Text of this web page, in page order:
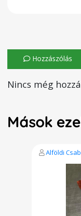
Hozzászólás
Nincs még
Mások
Alföldi